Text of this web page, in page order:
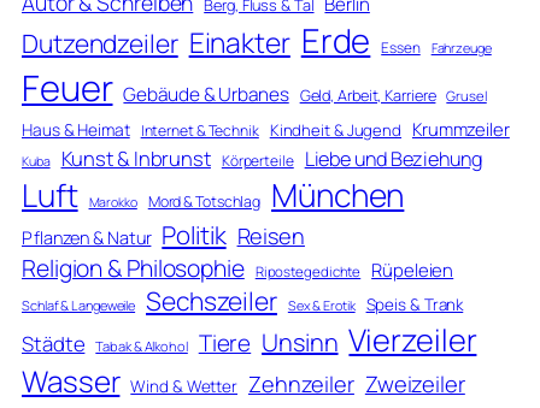
Berg, Fluss & Tal
Dutzendzeiler Einakter Erde Essen Fahrzeuge
Feuer Gebäude & Urbanes Geld, Arbeit, Karriere Grusel
Haus & Heimat Internet & Technik Kindheit & Jugend Krummzeiler
Kuba Kunst & Inbrunst Körperteile Liebe und Beziehung
Luft Marokko Mord & Totschlag München
Pflanzen & Natur Politik Reisen
Religion & Philosophie Ripostegedichte Rüpeleien
Schlaf & Langeweile Sechszeiler Sex & Erotik Speis & Trank
Städte Tabak & Alkohol Tiere Unsinn Vierzeiler
Wasser Wind & Wetter Zehnzeiler Zweizeiler